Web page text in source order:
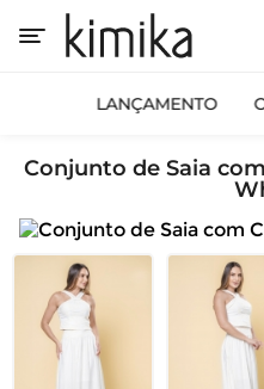
LANÇAMENTO
Conjunto de Saia